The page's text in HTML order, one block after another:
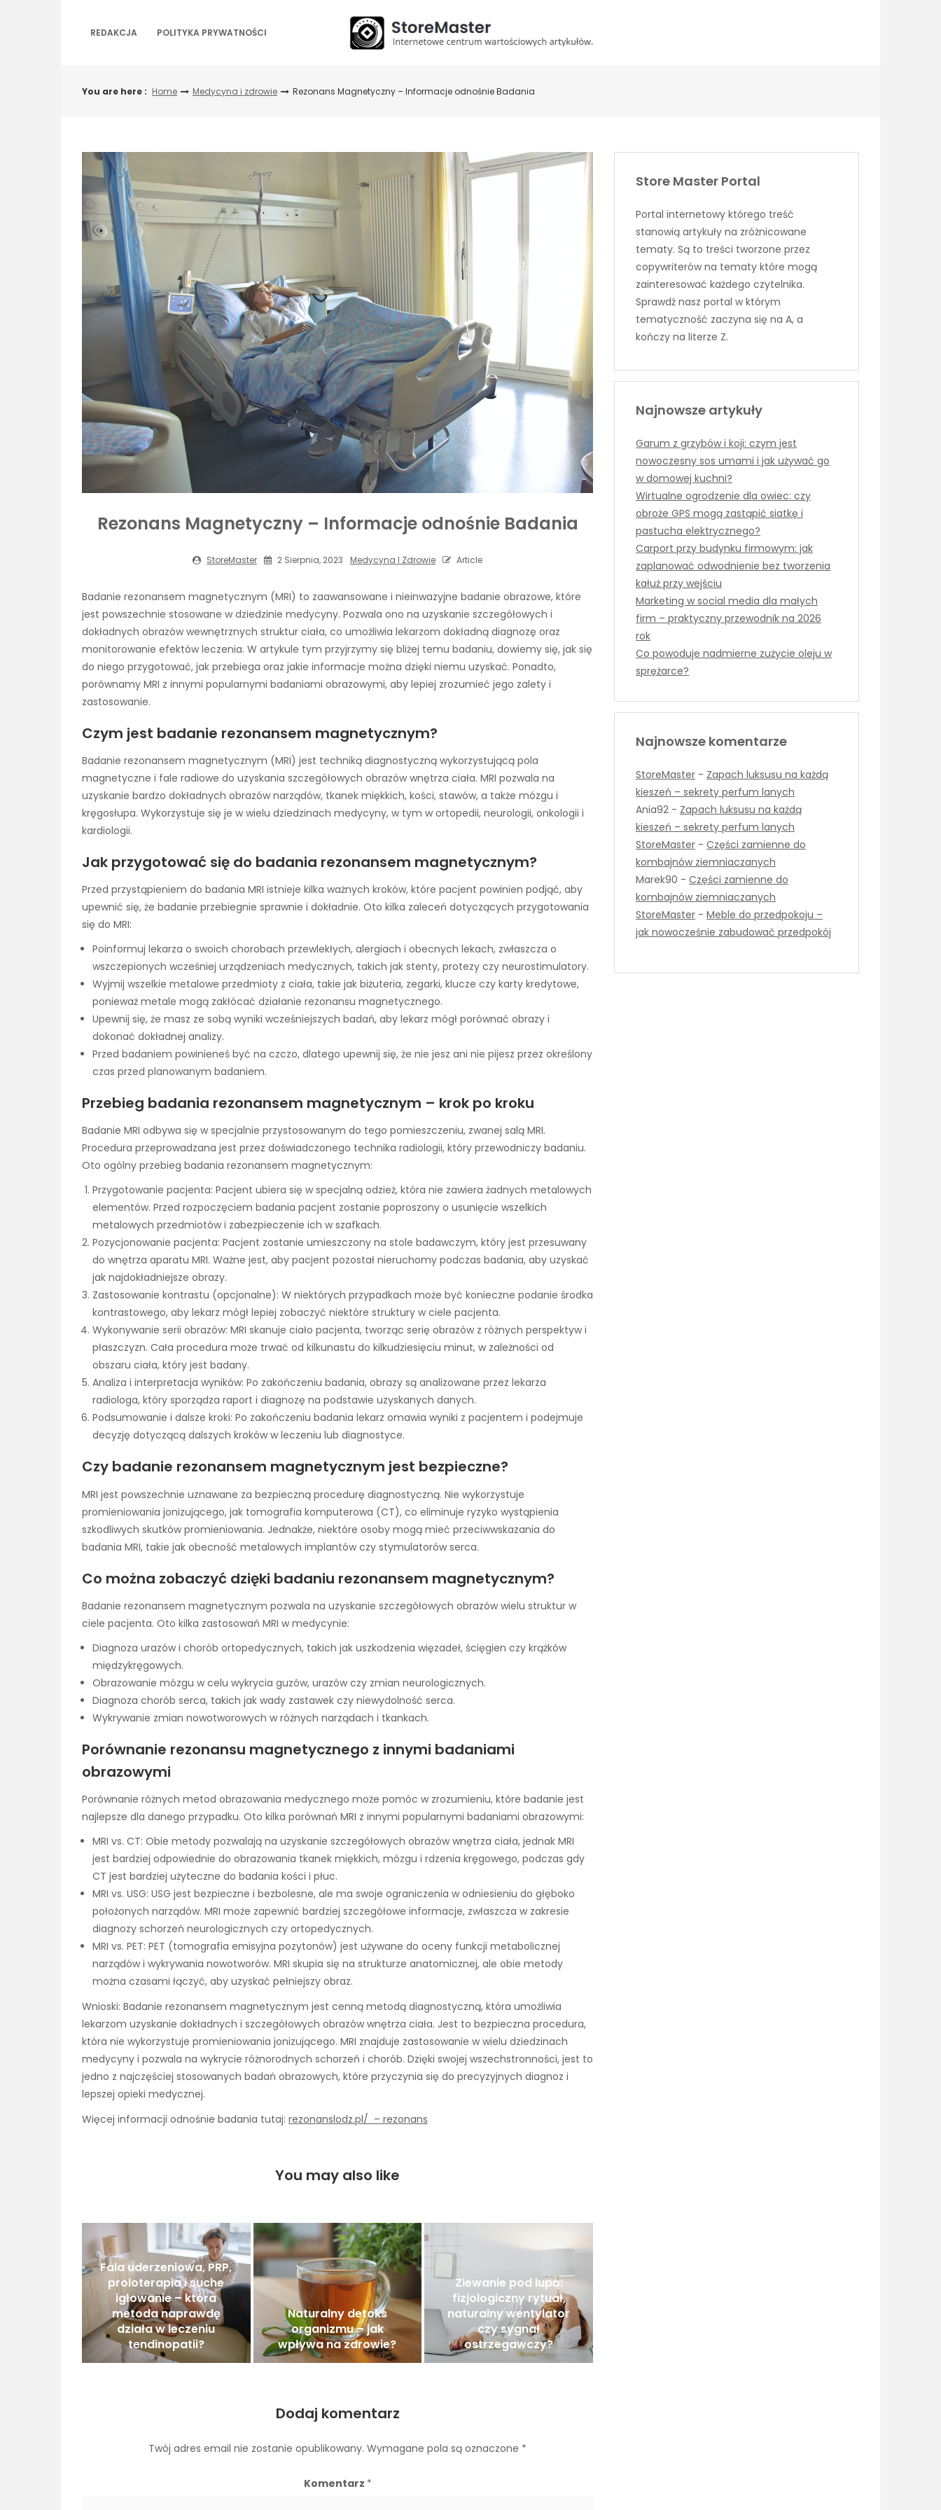
REDAKCJA POLITYKA PRYWATNOŚCI
You are here : Home Medycyna i zdrowie Rezonans Magnetyczny – Informacje odnośnie Badania
Rezonans Magnetyczny – Informacje odnośnie Badania
StoreMaster 2 Sierpnia, 2023 Medycyna I Zdrowie Article
Badanie rezonansem magnetycznym (MRI) to zaawansowane i nieinwazyjne badanie obrazowe, które
jest powszechnie stosowane w dziedzinie medycyny. Pozwala ono na uzyskanie szczegółowych i
dokładnych obrazów wewnętrznych struktur ciała, co umożliwia lekarzom dokładną diagnozę oraz
monitorowanie efektów leczenia. W artykule tym przyjrzymy się bliżej temu badaniu, dowiemy się, jak się
do niego przygotować, jak przebiega oraz jakie informacje można dzięki niemu uzyskać. Ponadto,
porównamy MRI z innymi popularnymi badaniami obrazowymi, aby lepiej zrozumieć jego zalety i
zastosowanie.
Czym jest badanie rezonansem magnetycznym?
Badanie rezonansem magnetycznym (MRI) jest techniką diagnostyczną wykorzystującą pola
magnetyczne i fale radiowe do uzyskania szczegółowych obrazów wnętrza ciała. MRI pozwala na
uzyskanie bardzo dokładnych obrazów narządów, tkanek miękkich, kości, stawów, a także mózgu i
kręgosłupa. Wykorzystuje się je w wielu dziedzinach medycyny, w tym w ortopedii, neurologii, onkologii i
kardiologii.
Jak przygotować się do badania rezonansem magnetycznym?
Przed przystąpieniem do badania MRI istnieje kilka ważnych kroków, które pacjent powinien podjąć, aby
upewnić się, że badanie przebiegnie sprawnie i dokładnie. Oto kilka zaleceń dotyczących przygotowania
się do MRI:
Poinformuj lekarza o swoich chorobach przewlekłych, alergiach i obecnych lekach, zwłaszcza o
wszczepionych wcześniej urządzeniach medycznych, takich jak stenty, protezy czy neurostimulatory.
Wyjmij wszelkie metalowe przedmioty z ciała, takie jak biżuteria, zegarki, klucze czy karty kredytowe,
ponieważ metale mogą zakłócać działanie rezonansu magnetycznego.
Upewnij się, że masz ze sobą wyniki wcześniejszych badań, aby lekarz mógł porównać obrazy i
dokonać dokładnej analizy.
Przed badaniem powinieneś być na czczo, dlatego upewnij się, że nie jesz ani nie pijesz przez określony
czas przed planowanym badaniem.
Przebieg badania rezonansem magnetycznym – krok po kroku
Badanie MRI odbywa się w specjalnie przystosowanym do tego pomieszczeniu, zwanej salą MRI.
Procedura przeprowadzana jest przez doświadczonego technika radiologii, który przewodniczy badaniu.
Oto ogólny przebieg badania rezonansem magnetycznym:
Przygotowanie pacjenta: Pacjent ubiera się w specjalną odzież, która nie zawiera żadnych metalowych
elementów. Przed rozpoczęciem badania pacjent zostanie poproszony o usunięcie wszelkich
metalowych przedmiotów i zabezpieczenie ich w szafkach.
Pozycjonowanie pacjenta: Pacjent zostanie umieszczony na stole badawczym, który jest przesuwany
do wnętrza aparatu MRI. Ważne jest, aby pacjent pozostał nieruchomy podczas badania, aby uzyskać
jak najdokładniejsze obrazy.
Zastosowanie kontrastu (opcjonalne): W niektórych przypadkach może być konieczne podanie środka
kontrastowego, aby lekarz mógł lepiej zobaczyć niektóre struktury w ciele pacjenta.
Wykonywanie serii obrazów: MRI skanuje ciało pacjenta, tworząc serię obrazów z różnych perspektyw i
płaszczyzn. Cała procedura może trwać od kilkunastu do kilkudziesięciu minut, w zależności od
obszaru ciała, który jest badany.
Analiza i interpretacja wyników: Po zakończeniu badania, obrazy są analizowane przez lekarza
radiologa, który sporządza raport i diagnozę na podstawie uzyskanych danych.
Podsumowanie i dalsze kroki: Po zakończeniu badania lekarz omawia wyniki z pacjentem i podejmuje
decyzję dotyczącą dalszych kroków w leczeniu lub diagnostyce.
Czy badanie rezonansem magnetycznym jest bezpieczne?
MRI jest powszechnie uznawane za bezpieczną procedurę diagnostyczną. Nie wykorzystuje
promieniowania jonizującego, jak tomografia komputerowa (CT), co eliminuje ryzyko wystąpienia
szkodliwych skutków promieniowania. Jednakże, niektóre osoby mogą mieć przeciwwskazania do
badania MRI, takie jak obecność metalowych implantów czy stymulatorów serca.
Co można zobaczyć dzięki badaniu rezonansem magnetycznym?
Badanie rezonansem magnetycznym pozwala na uzyskanie szczegółowych obrazów wielu struktur w
ciele pacjenta. Oto kilka zastosowań MRI w medycynie:
Diagnoza urazów i chorób ortopedycznych, takich jak uszkodzenia więzadeł, ścięgien czy krążków
międzykręgowych.
Obrazowanie mózgu w celu wykrycia guzów, urazów czy zmian neurologicznych.
Diagnoza chorób serca, takich jak wady zastawek czy niewydolność serca.
Wykrywanie zmian nowotworowych w różnych narządach i tkankach.
Porównanie rezonansu magnetycznego z innymi badaniami
obrazowymi
Porównanie różnych metod obrazowania medycznego może pomóc w zrozumieniu, które badanie jest
najlepsze dla danego przypadku. Oto kilka porównań MRI z innymi popularnymi badaniami obrazowymi:
MRI vs. CT: Obie metody pozwalają na uzyskanie szczegółowych obrazów wnętrza ciała, jednak MRI
jest bardziej odpowiednie do obrazowania tkanek miękkich, mózgu i rdzenia kręgowego, podczas gdy
CT jest bardziej użyteczne do badania kości i płuc.
MRI vs. USG: USG jest bezpieczne i bezbolesne, ale ma swoje ograniczenia w odniesieniu do głęboko
położonych narządów. MRI może zapewnić bardziej szczegółowe informacje, zwłaszcza w zakresie
diagnozy schorzeń neurologicznych czy ortopedycznych.
MRI vs. PET: PET (tomografia emisyjna pozytonów) jest używane do oceny funkcji metabolicznej
narządów i wykrywania nowotworów. MRI skupia się na strukturze anatomicznej, ale obie metody
można czasami łączyć, aby uzyskać pełniejszy obraz.
Wnioski: Badanie rezonansem magnetycznym jest cenną metodą diagnostyczną, która umożliwia
lekarzom uzyskanie dokładnych i szczegółowych obrazów wnętrza ciała. Jest to bezpieczna procedura,
która nie wykorzystuje promieniowania jonizującego. MRI znajduje zastosowanie w wielu dziedzinach
medycyny i pozwala na wykrycie różnorodnych schorzeń i chorób. Dzięki swojej wszechstronności, jest to
jedno z najczęściej stosowanych badań obrazowych, które przyczynia się do precyzyjnych diagnoz i
lepszej opieki medycznej.
Więcej informacji odnośnie badania tutaj: rezonanslodz.pl/ – rezonans
You may also like
Fala uderzeniowa, PRP,
proloterapia i suche
igłowanie – która
metoda naprawdę
działa w leczeniu
tendinopatii?
Naturalny detoks
organizmu – jak
wpływa na zdrowie?
Ziewanie pod lupą:
fizjologiczny rytuał,
naturalny wentylator
czy sygnał
ostrzegawczy?
Dodaj komentarz
Twój adres email nie zostanie opublikowany. Wymagane pola są oznaczone *
Komentarz *
Store Master Portal
Portal internetowy którego treść
stanowią artykuły na zróżnicowane
tematy. Są to treści tworzone przez
copywriterów na tematy które mogą
zainteresować każdego czytelnika.
Sprawdź nasz portal w którym
tematyczność zaczyna się na A, a
kończy na literze Z.
Najnowsze artykuły
Garum z grzybów i koji: czym jest
nowoczesny sos umami i jak używać go
w domowej kuchni?
Wirtualne ogrodzenie dla owiec: czy
obroże GPS mogą zastąpić siatkę i
pastucha elektrycznego?
Carport przy budynku firmowym: jak
zaplanować odwodnienie bez tworzenia
kałuż przy wejściu
Marketing w social media dla małych
firm – praktyczny przewodnik na 2026
rok
Co powoduje nadmierne zużycie oleju w
sprężarce?
Najnowsze komentarze
StoreMaster - Zapach luksusu na każdą
kieszeń – sekrety perfum lanych
Ania92 - Zapach luksusu na każdą
kieszeń – sekrety perfum lanych
StoreMaster - Części zamienne do
kombajnów ziemniaczanych
Marek90 - Części zamienne do
kombajnów ziemniaczanych
StoreMaster - Meble do przedpokoju –
jak nowocześnie zabudować przedpokój